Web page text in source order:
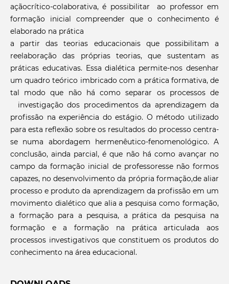
açãocrítico-colaborativa, é possibilitar ao professor em
formação inicial compreender que o conhecimento é
elaborado na prática
a partir das teorias educacionais que possibilitam a
reelaboração das próprias teorias, que sustentam as
práticas educativas. Essa dialética permite-nos desenhar
um quadro teórico imbricado com a prática formativa, de
tal modo que não há como separar os processos de
investigação dos procedimentos da aprendizagem da
profissão na experiência do estágio. O método utilizado
para esta reflexão sobre os resultados do processo centra-
se numa abordagem hermenêutico-fenomenológico. A
conclusão, ainda parcial, é que não há como avançar no
campo da formação inicial de professoresse não formos
capazes, no desenvolvimento da própria formação,de aliar
processo e produto da aprendizagem da profissão em um
movimento dialético que alia a pesquisa como formação,
a formação para a pesquisa, a prática da pesquisa na
formação e a formação na prática articulada aos
processos investigativos que constituem os produtos do
conhecimento na área educacional.